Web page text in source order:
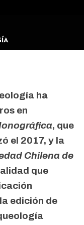
ha
en
, que
el 2017, y la
Chilena de
que
edición de